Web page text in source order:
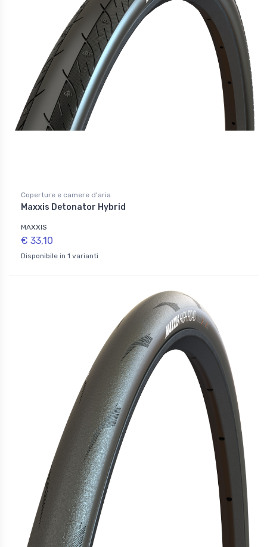
Coperture e camere d'aria
Maxxis Detonator Hybrid
MAXXIS
€ 33,10
Disponibile in 1 varianti